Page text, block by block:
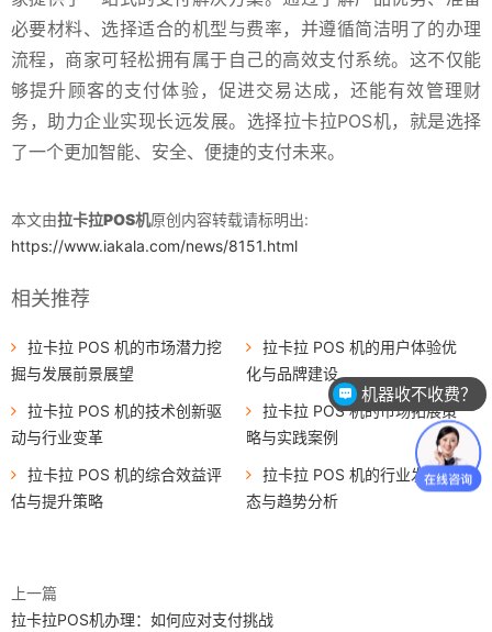
必要材料、选择适合的机型与费率，并遵循简洁明了的办理
流程，商家可轻松拥有属于自己的高效支付系统。这不仅能
够提升顾客的支付体验，促进交易达成，还能有效管理财
务，助力企业实现长远发展。选择拉卡拉POS机，就是选择
了一个更加智能、安全、便捷的支付未来。
本文由拉卡拉POS机原创内容转载请标明出:
https://www.iakala.com/news/8151.html
相关推荐
拉卡拉 POS 机的市场潜力挖
掘与发展前景展望
拉卡拉 POS 机的用户体验优
化与品牌建设
拉卡拉 POS 机的技术创新驱
动与行业变革
拉卡拉 POS 机的市场拓展策
略与实践案例
拉卡拉 POS 机的综合效益评
估与提升策略
拉卡拉 POS 机的行业发展动
态与趋势分析
上一篇
拉卡拉POS机办理：如何应对支付挑战
机器收不收费？